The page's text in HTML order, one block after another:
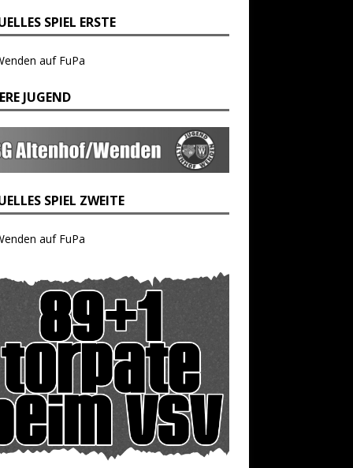
SPIEL ERSTE
auf FuPa
JUGEND
SPIEL ZWEITE
auf FuPa